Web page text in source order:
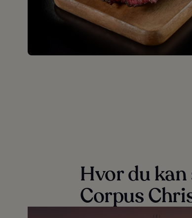
Hvor du kan
Corpus